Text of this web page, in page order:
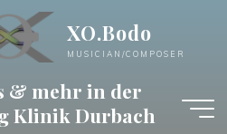
XO.Bodo
MUSICIAN/COMPOSER
& mehr in der
Klinik Durbach